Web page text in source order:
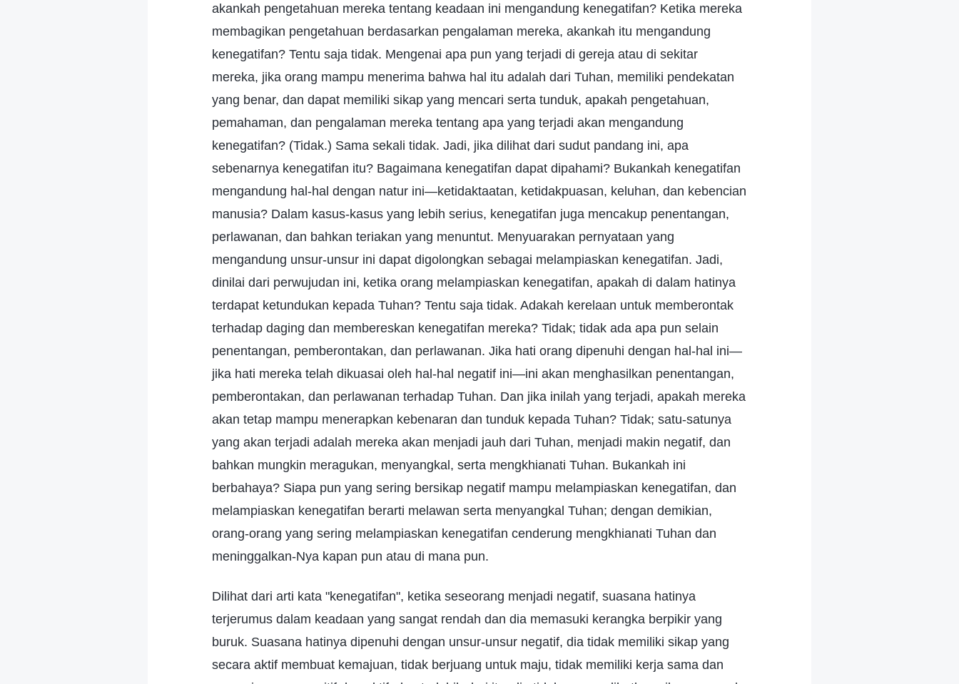
akankah pengetahuan mereka tentang keadaan ini mengandung kenegatifan? Ketika mereka
membagikan pengetahuan berdasarkan pengalaman mereka, akankah itu mengandung
kenegatifan? Tentu saja tidak. Mengenai apa pun yang terjadi di gereja atau di sekitar
mereka, jika orang mampu menerima bahwa hal itu adalah dari Tuhan, memiliki pendekatan
yang benar, dan dapat memiliki sikap yang mencari serta tunduk, apakah pengetahuan,
pemahaman, dan pengalaman mereka tentang apa yang terjadi akan mengandung
kenegatifan? (Tidak.) Sama sekali tidak. Jadi, jika dilihat dari sudut pandang ini, apa
sebenarnya kenegatifan itu? Bagaimana kenegatifan dapat dipahami? Bukankah kenegatifan
mengandung hal-hal dengan natur ini—ketidaktaatan, ketidakpuasan, keluhan, dan kebencian
manusia? Dalam kasus-kasus yang lebih serius, kenegatifan juga mencakup penentangan,
perlawanan, dan bahkan teriakan yang menuntut. Menyuarakan pernyataan yang
mengandung unsur-unsur ini dapat digolongkan sebagai melampiaskan kenegatifan. Jadi,
dinilai dari perwujudan ini, ketika orang melampiaskan kenegatifan, apakah di dalam hatinya
terdapat ketundukan kepada Tuhan? Tentu saja tidak. Adakah kerelaan untuk memberontak
terhadap daging dan membereskan kenegatifan mereka? Tidak; tidak ada apa pun selain
penentangan, pemberontakan, dan perlawanan. Jika hati orang dipenuhi dengan hal-hal ini—
jika hati mereka telah dikuasai oleh hal-hal negatif ini—ini akan menghasilkan penentangan,
pemberontakan, dan perlawanan terhadap Tuhan. Dan jika inilah yang terjadi, apakah mereka
akan tetap mampu menerapkan kebenaran dan tunduk kepada Tuhan? Tidak; satu-satunya
yang akan terjadi adalah mereka akan menjadi jauh dari Tuhan, menjadi makin negatif, dan
bahkan mungkin meragukan, menyangkal, serta mengkhianati Tuhan. Bukankah ini
berbahaya? Siapa pun yang sering bersikap negatif mampu melampiaskan kenegatifan, dan
melampiaskan kenegatifan berarti melawan serta menyangkal Tuhan; dengan demikian,
orang-orang yang sering melampiaskan kenegatifan cenderung mengkhianati Tuhan dan
meninggalkan-Nya kapan pun atau di mana pun.
Dilihat dari arti kata "kenegatifan", ketika seseorang menjadi negatif, suasana hatinya
terjerumus dalam keadaan yang sangat rendah dan dia memasuki kerangka berpikir yang
buruk. Suasana hatinya dipenuhi dengan unsur-unsur negatif, dia tidak memiliki sikap yang
secara aktif membuat kemajuan, tidak berjuang untuk maju, tidak memiliki kerja sama dan